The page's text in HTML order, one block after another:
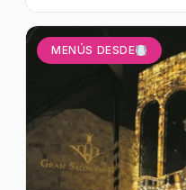
MENÚS DESDE